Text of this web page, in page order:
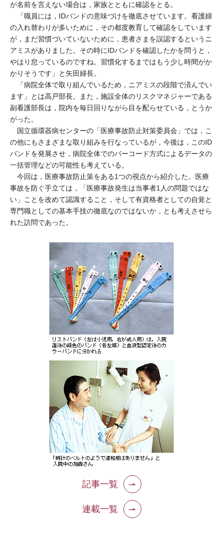
が名前を言えない場合は，家族とともに確認をとる。
「職員には，IDバンドの意味づけを徹底させています。看護婦
の入れ替わりが多いために，その都度教育して確認をしています
が，まだ習慣づいていないために，患者さまを誤認するというニ
アミスがありました。その時にIDバンドを確認したかを問うと，
やはり怠っているのですね。習慣化するまではもう少し時間がか
かりそうです」と矢田婦長。
「病院全体で取り組んでいるため，ニアミスの段階で済んでい
ます」とは高戸部長。また，施設全体のリスクマネジャーである
副看護部長は，院内を毎日回りながら目を配らせている，とうか
がった。
国立循環器病センターの「医療事故防止対策委員会」では，こ
の他にもさまざまな取り組みを行なっているが，今後は，このID
バンドを発展させ，病院全体でのバーコード方式によるデータの
一括管理などの可能性も考えている。
今回は，医療事故防止策をある1つの視点から紹介した。医療
事故を防ぐ手立ては，「医療事故発生は当事者1人の問題ではな
い」ことを改めて認識すること，そして有資格者としての自覚と
専門職としての基本手技の徹底なのではないか，とも考えさせら
れた訪問であった。
記事一覧
連載一覧